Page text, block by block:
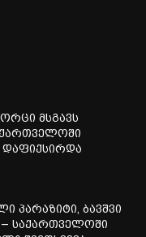
მსგავს
პარაზიტი, ბავშვი
საქართველოში